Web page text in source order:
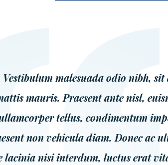
malesuada odio nibh,
mauris. Praesent ante nisl,
tellus, condimentum
non vehicula diam. Donec ac
lacinia nisi interdum, luctus erat